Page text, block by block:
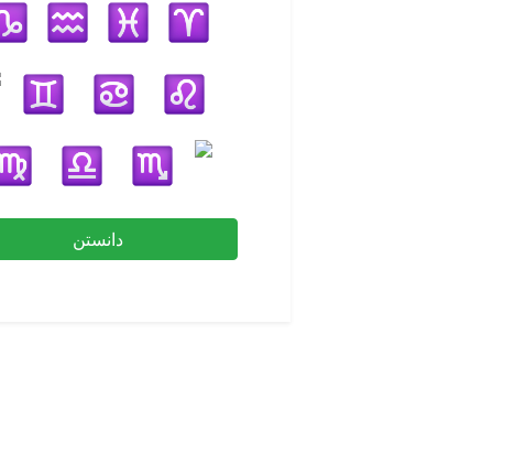
دانستن